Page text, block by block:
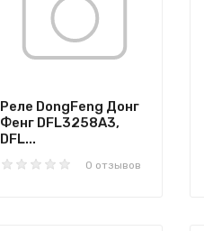
Реле DongFeng Донг
Фенг DFL3258A3,
DFL...
0 отзывов